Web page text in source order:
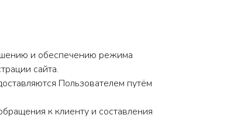
и обеспечению режима
сайта.
Пользователем путём
к клиенту и составления